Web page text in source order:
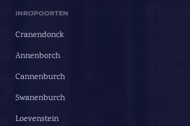
INRIJPOORTEN
Cranendonck
Annenborch
Cannenburch
Swanenburch
Loevenstein